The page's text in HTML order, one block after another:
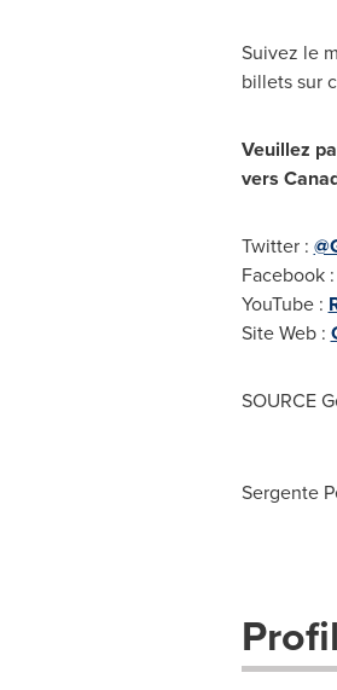
Suivez le
billets sur
Veuillez
vers
Twitter :
Facebook :
YouTube :
Site Web :
SOURCE
Sergente